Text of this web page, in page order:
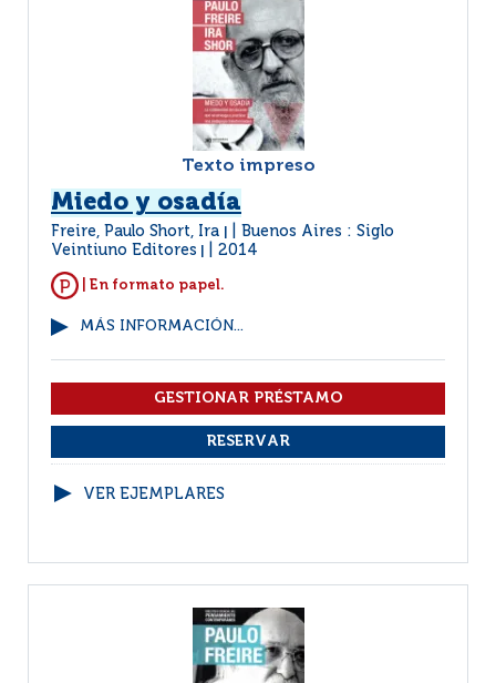
Texto impreso
Miedo y osadía
Freire, Paulo Short, Ira
Buenos Aires : Siglo
Veintiuno Editores
2014
| En formato papel.
MÁS INFORMACIÓN...
VER EJEMPLARES